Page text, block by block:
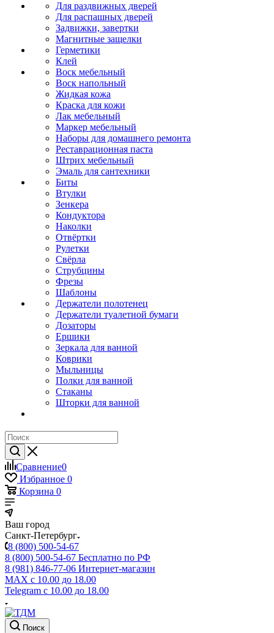
Для раздвижных дверей
Для распашных дверей
Задвижки, завертки
Магнитные защелки
Герметики
Клей
Воск мебельный
Воск напольный
Жидкая кожа
Краска для кожи
Лак мебельный
Маркер мебельный
Наборы для домашнего ремонта
Реставрационная паста
Штрих мебельный
Эмаль для сантехники
Биты
Втулки
Зенкера
Кондуктора
Наколки
Отвёртки
Рулетки
Свёрла
Струбцины
Фрезы
Шаблоны
Держатели полотенец
Держатели туалетной бумаги
Дозаторы
Ершики
Зеркала для ванной
Коврики
Мыльницы
Полки для ванной
Стаканы
Шторки для ванной
Сравнение0
Избранное 0
Корзина 0
Ваш город
Санкт-Петербург
8 (800) 500-54-67
8 (800) 500-54-67 Бесплатно по РФ
8 (981) 846-77-06 Интернет-магазин
MAX с 10.00 до 18.00
Telegram с 10.00 до 18.00
Поиск